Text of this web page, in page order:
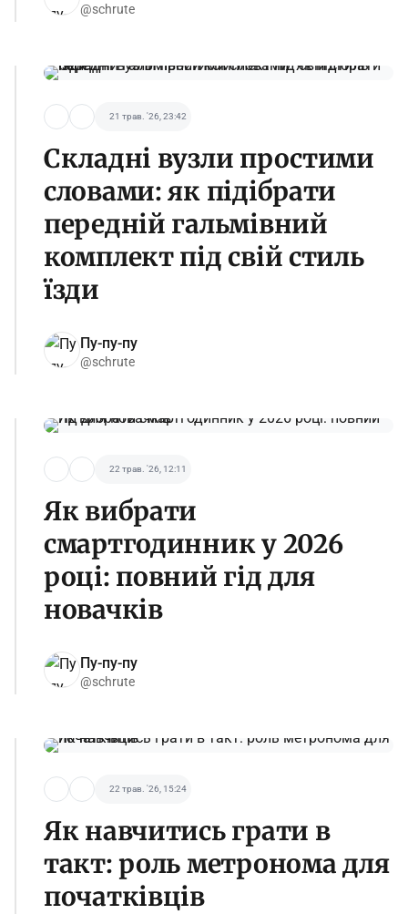
@schrute
21 трав. '26, 23:42
Складні вузли простими
словами: як підібрати
передній гальмівний
комплект під свій стиль
їзди
Пу-пу-пу
@schrute
22 трав. '26, 12:11
Як вибрати
смартгодинник у 2026
році: повний гід для
новачків
Пу-пу-пу
@schrute
22 трав. '26, 15:24
Як навчитись грати в
такт: роль метронома для
початківців